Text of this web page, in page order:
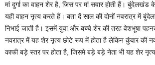
मां दुर्गा का वाहन शेर है, जिस पर मां सवार होती हैं। बुंदेलखंड
यही वाहन नृत्य करते हैं। बता दें साल की दोनों नवरात्र में
निभाई जाती है। इसमें युवा और बच्चे शेर की तरह वेशभूषा
नवरात्र में यह शेर नृत्य छोटे रूप में होता है लेकिन कुंवार की
काफी बड़े स्तर पर होता है, जिसमे बड़े बड़े नेता भी यह शेर